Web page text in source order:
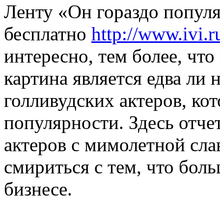
Ленту «Он гораздо
бесплатно http://
интересно, тем более,
картина является едва
голливудских актеров,
популярности. Здесь
актеров с мимолетной
смириться с тем, что
бизнесе.